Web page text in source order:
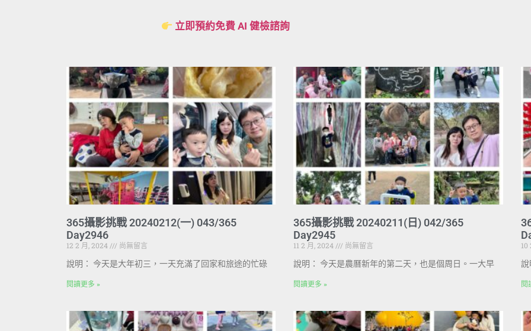
立即預約免費 AI 健檢諮詢
365攝影挑戰 20240212(一) 043/365
Day2946
12 2 月, 2024
尚無留言
說明： 今天是大年初三，一天充滿了回家和旅途的忙碌
閱讀更多 »
365攝影挑戰 20240211(日) 042/365
Day2945
11 2 月, 2024
尚無留言
說明： 今天是農曆新年的第二天，也是個周日。一大早
閱讀更多 »
10
說
閱